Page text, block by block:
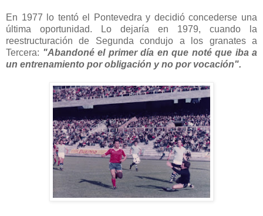
En 1977 lo tentó el Pontevedra y decidió concederse una
última oportunidad. Lo dejaría en 1979, cuando la
reestructuración de Segunda condujo a los granates a
Tercera: "Abandoné el primer día en que noté que iba a
un entrenamiento por obligación y no por vocación".